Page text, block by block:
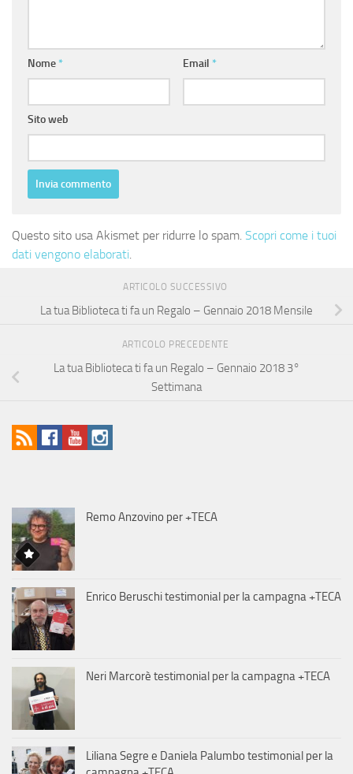
Nome * Email *
Sito web
Questo sito usa Akismet per ridurre lo spam. Scopri come i tuoi
dati vengono elaborati.
ARTICOLO SUCCESSIVO
La tua Biblioteca ti fa un Regalo – Gennaio 2018 Mensile
ARTICOLO PRECEDENTE
La tua Biblioteca ti fa un Regalo – Gennaio 2018 3°
Settimana
Remo Anzovino per +TECA
Enrico Beruschi testimonial per la campagna +TECA
Neri Marcorè testimonial per la campagna +TECA
Liliana Segre e Daniela Palumbo testimonial per la